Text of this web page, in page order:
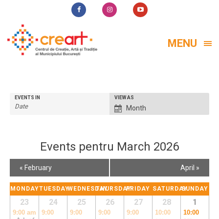
MENU
Event
Views
VIEW AS
Month
EVENTS IN
Events pentru March 2026
Calendar
Month
Navigation
« February April »
MONDAYTUESDAYWEDNESDAYTHURSDAYFRIDAY SATURDAYSUNDAY
23
9:00 am
24
9:00
25
9:00
26
9:00
27
9:00
28
10:00
1
10:00